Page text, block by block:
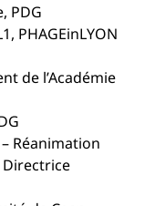
PDG
PHAGEinLYON
de l’Académie
Réanimation
Directrice